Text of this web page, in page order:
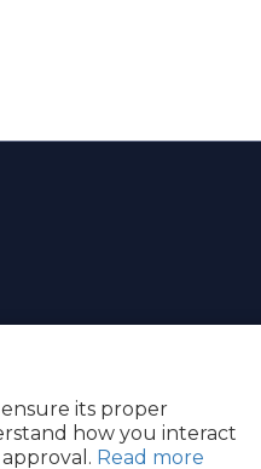
ensure its proper
how you interact
Read more